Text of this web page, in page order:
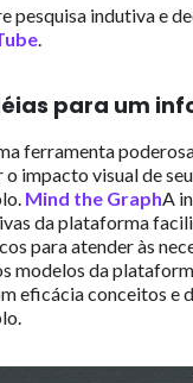
pesquisa indutiva e
.
para um
ferramenta
impacto visual de
Mind the GraphA
da plataforma
para atender às
modelos da
eficácia conceitos e